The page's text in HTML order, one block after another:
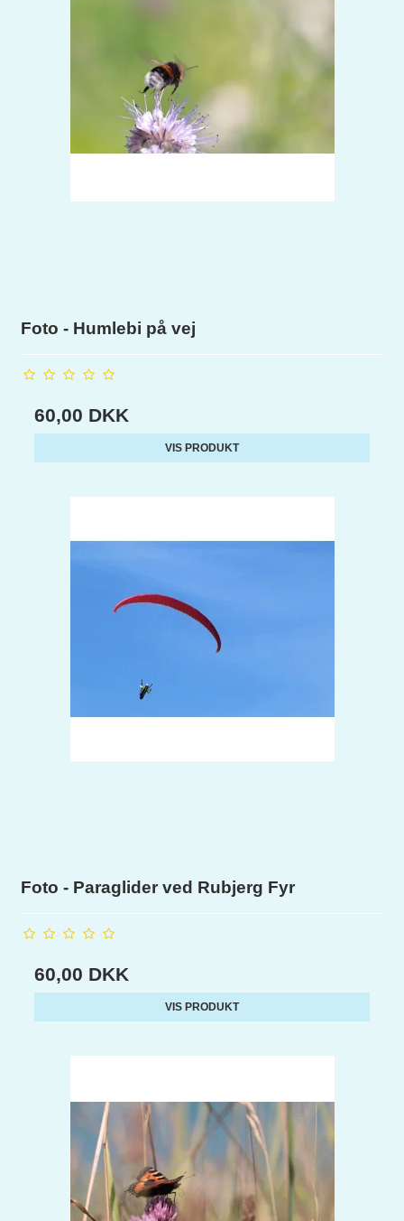
Foto - Humlebi på vej
60,00 DKK
VIS PRODUKT
Foto - Paraglider ved Rubjerg Fyr
60,00 DKK
VIS PRODUKT